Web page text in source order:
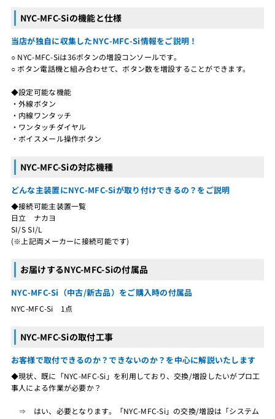
NYC-MFC-Siの機能と仕様
当店が独自に収集したNYC-MFC-Si情報をご説明！
○ NYC-MFC-Siは36ボタンの増設コンソールです。
○ ボタン電話機と組み合わせて、ボタン数を増設することができます。
◆設定可能な機能
・外線ボタン
・内線ワンタッチ
・ワンタッチダイヤル
・ボイスメール操作ボタン
NYC-MFC-Siの対応機種
どんな主装置にNYC-MFC-Siが取り付けできるの？をご説明
◆接続可能主装置一覧
日立 ナカヨ
SI/S SI/L
(※上記両メーカーに接続可能です)
お届けするNYC-MFC-Siの付属品
NYC-MFC-Si（中古/新古品）をご購入時の付属品
NYC-MFC-Si 1点
NYC-MFC-Siの取付工事
お客様で取付できるのか？できないのか？を中心に解説いたします
◆現状、既に「NYC-MFC-Si」を利用しており、交換/増設したいがプロ工
事人による作業が必要か？
⇒ はい、必要となります。「NYC-MFC-Si」の交換/増設は「システム